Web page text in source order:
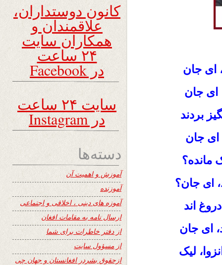
ای جان
ای جان
بردند
ای جان
مانده؟
ای جان؟
اند
، ای جان
لیک
کانون دوستداران،
علاقمندان و
همکاران سایت
۲۴ ساعت
در Facebook
سایت ۲۴ ساعت
در Instagram
دسته‌ها
آموزش و اهمیت آن
آموزنده
آموزه های دینی ، اخلاقی و اجتماعی
ارسال نامه به مقامات افغان
از دفتر خاطرات برای شما
از مسؤول سایت
ازحقوق بشردر افغانستان و جهان چی